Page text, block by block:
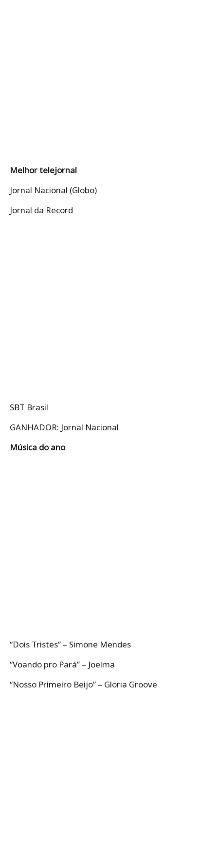
Melhor telejornal
Jornal Nacional (Globo)
Jornal da Record
SBT Brasil
GANHADOR: Jornal Nacional
Música do ano
“Dois Tristes” – Simone Mendes
“Voando pro Pará” – Joelma
“Nosso Primeiro Beijo” – Gloria Groove